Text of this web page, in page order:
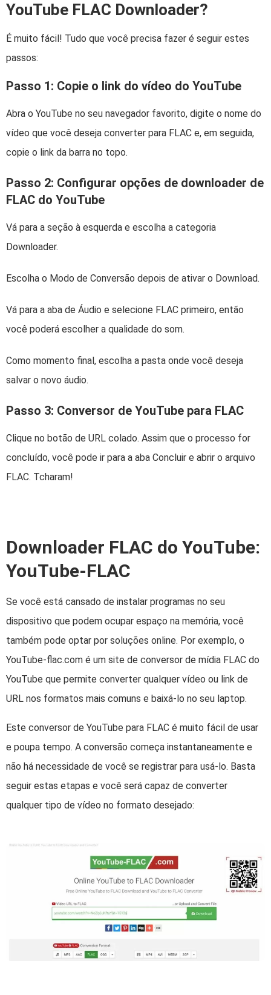
YouTube FLAC Downloader?
É muito fácil! Tudo que você precisa fazer é seguir estes
passos:
Passo 1: Copie o link do vídeo do YouTube
Abra o YouTube no seu navegador favorito, digite o nome do
vídeo que você deseja converter para FLAC e, em seguida,
copie o link da barra no topo.
Passo 2: Configurar opções de downloader de
FLAC do YouTube
Vá para a seção à esquerda e escolha a categoria
Downloader.
Escolha o Modo de Conversão depois de ativar o Download.
Vá para a aba de Áudio e selecione FLAC primeiro, então
você poderá escolher a qualidade do som.
Como momento final, escolha a pasta onde você deseja
salvar o novo áudio.
Passo 3: Conversor de YouTube para FLAC
Clique no botão de URL colado. Assim que o processo for
concluído, você pode ir para a aba Concluir e abrir o arquivo
FLAC. Tcharam!
Downloader FLAC do YouTube:
YouTube-FLAC
Se você está cansado de instalar programas no seu
dispositivo que podem ocupar espaço na memória, você
também pode optar por soluções online. Por exemplo, o
YouTube-flac.com é um site de conversor de mídia FLAC do
YouTube que permite converter qualquer vídeo ou link de
URL nos formatos mais comuns e baixá-lo no seu laptop.
Este conversor de YouTube para FLAC é muito fácil de usar
e poupa tempo. A conversão começa instantaneamente e
não há necessidade de você se registrar para usá-lo. Basta
seguir estas etapas e você será capaz de converter
qualquer tipo de vídeo no formato desejado: